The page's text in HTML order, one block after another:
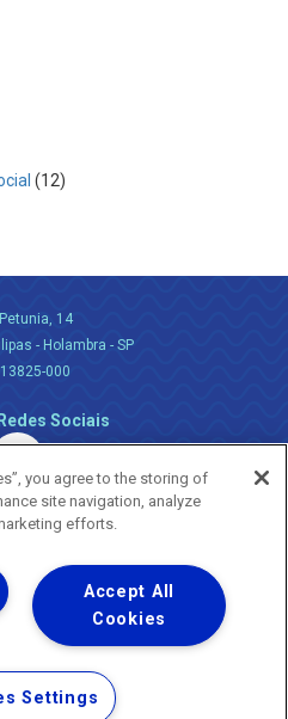
(12)
14
- Holambra - SP
13825-000
Sociais
2026 - Todos os Direitos Reservados.
movimenta a vida
de Sites e Aplicativos
e Proteção de Dados
you agree to the storing of
site navigation, analyze
efforts.
Accept All
Cookies
Settings